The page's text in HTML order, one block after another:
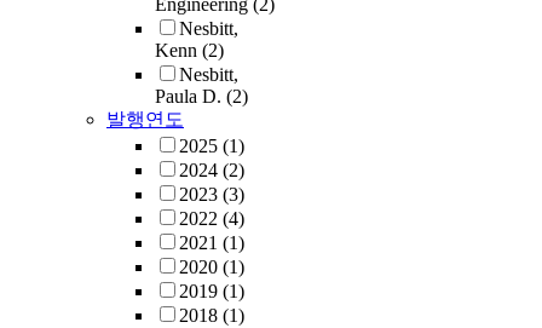
Engineering (2)
Nesbitt,
Kenn (2)
Nesbitt,
Paula D. (2)
발행연도
2025 (1)
2024 (2)
2023 (3)
2022 (4)
2021 (1)
2020 (1)
2019 (1)
2018 (1)